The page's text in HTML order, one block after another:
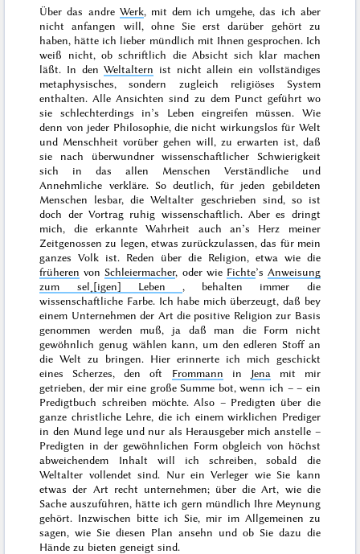
Über das andre Werk, mit dem ich umgehe, das ich aber
nicht anfangen will, ohne Sie erst darüber gehört zu
haben, hätte ich lieber mündlich mit Ihnen gesprochen. Ich
weiß nicht, ob schriftlich die Absicht sich klar machen
läßt. In denWeltaltern ist nicht allein ein vollständiges
metaphysisches, sondern zugleich religiöses System
enthalten. Alle Ansichten sind zu dem Punct geführt wo
sie schlechterdings in’s Leben eingreifen müssen. Wie
denn von jeder Philosophie, die nicht wirkungslos für Welt
und Menschheit vorüber gehen will, zu erwarten ist, daß
sie nach überwundner wissenschaftlicher Schwierigkeit
sich in das allen Menschen Verständliche und
Annehmliche verkläre. So deutlich, für jeden gebildeten
Menschen lesbar, die Weltalter geschrieben sind, so ist
doch der Vortrag ruhig wissenschaftlich. Aber es dringt
mich, die erkannte Wahrheit auch an’s Herz meiner
Zeitgenossen zu legen, etwas zurückzulassen, das für mein
ganzes Volk ist. Reden über die Religion, etwa wie die
früheren von Schleiermacher, oder wie Fichte’s Anweisung
zum sel˖[igen] Leben , behalten immer die
wissenschaftliche Farbe. Ich habe mich überzeugt, daß bey
einem Unternehmen der Art die positive Religion zur Basis
genommen werden muß, ja daß man die Form nicht
gewöhnlich genug wählen kann, um den edleren Stoff an
die Welt zu bringen. Hier erinnerte ich mich geschickt
eines Scherzes, den oft Frommann in Jena mit mir
getrieben, der mir eine große Summe bot, wenn ich – – ein
Predigtbuch schreiben möchte. Also – Predigten über die
ganze christliche Lehre, die ich einem wirklichen Prediger
in den Mund lege und nur als Herausgeber mich anstelle –
Predigten in der gewöhnlichen Form obgleich von höchst
abweichendem Inhalt will ich schreiben, sobald die
Weltalter vollendet sind. Nur ein Verleger wie Sie kann
etwas der Art recht unternehmen; über die Art, wie die
Sache auszuführen, hätte ich gern mündlich Ihre Meynung
gehört. Inzwischen bitte ich Sie, mir im Allgemeinen zu
sagen, wie Sie diesen Plan ansehn und ob Sie dazu die
Hände zu bieten geneigt sind.